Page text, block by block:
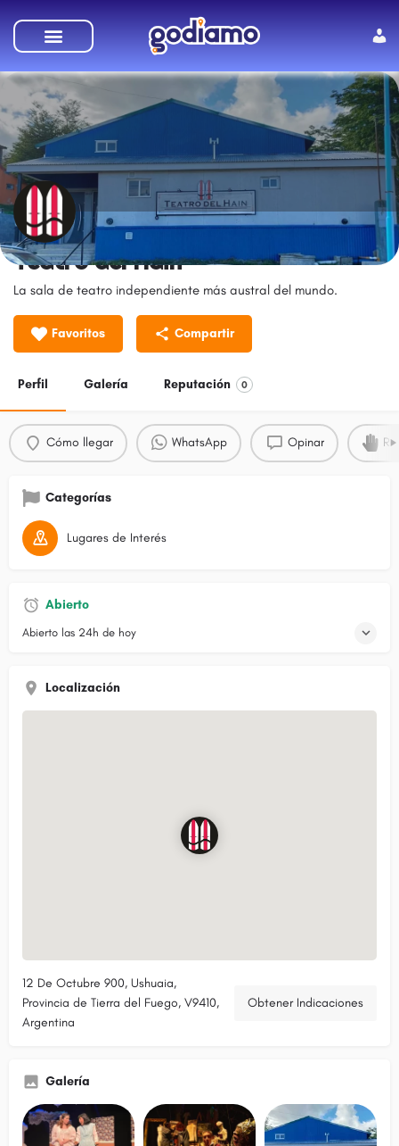
Teatro del Hain
La sala de teatro independiente más austral del mundo.
Favoritos Compartir
Perfil Galería Reputación 0
Cómo llegar WhatsApp Opinar
Categorías
Lugares de Interés
Abierto
Abierto las 24h de hoy
Localización
12 De Octubre 900, Ushuaia,
Provincia de Tierra del Fuego, V9410,
Argentina
Obtener Indicaciones
Galería